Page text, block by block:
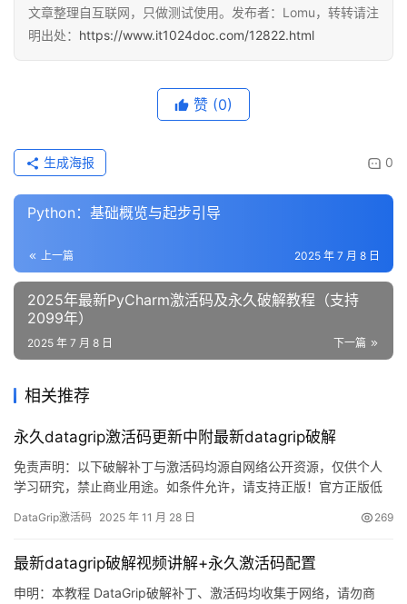
文章整理自互联网，只做测试使用。发布者：Lomu，转转请注
明出处： https://www.it1024doc.com/12822.html
赞 (0)
0
生成海报
Python：基础概览与起步引导
上一篇 2025 年 7 月 8 日
2025年最新PyCharm激活码及永久破解教程（支持
2099年）
下一篇
2025 年 7 月 8 日
相关推荐
永久datagrip激活码更新中附最新datagrip破解
免责声明：以下破解补丁与激活码均源自网络公开资源，仅供个人
学习研究，禁止商业用途。如条件允许，请支持正版！官方正版低
id=18 DataGrip 是 JetBrains 打造的一款跨平台数据库 IDE，
DataGrip激活码 2025 年 11 月 28 日 269
最新datagrip破解视频讲解+永久激活码配置
申明：本教程 DataGrip破解补丁、激活码均收集于网络，请勿商